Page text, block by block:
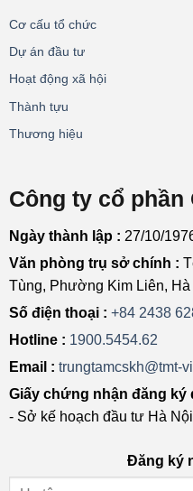
Cơ cấu tổ chức
Dự án đầu tư
Hoạt động xã hội
Thành tựu
Thương hiệu
Công ty cổ phần
Ngày thành lập : 27/10/
Văn phòng trụ sở chính :
Tùng, Phường Kim Liên, Hà
Số điện thoại : +84 2438
Hotline : 1900.5454.62
Email : trungtamcskh@tmt-
Giấy chứng nhận đăng ký
- Sở kế hoạch đầu tư Hà
Đăng ký